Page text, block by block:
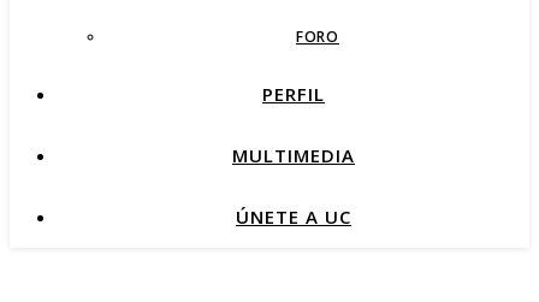
FORO
PERFIL
MULTIMEDIA
ÚNETE A UC